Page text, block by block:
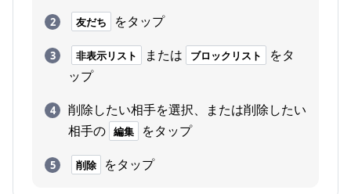
友だち をタップ
非表示リスト または ブロックリスト
をタ
ップ
削除したい相手を選択、または削除したい
相手の 編集 をタップ
削除 をタップ